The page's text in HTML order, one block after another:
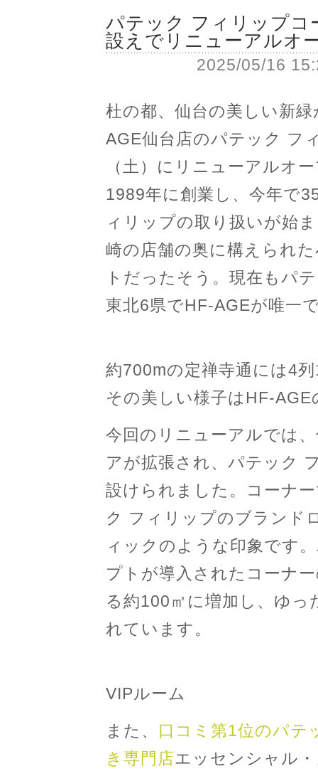
パテック フィリップコ
設えでリニューアルオ
2025/05/16
杜の都、仙台の美しい新
AGE仙台店のパテック フ
（土）にリニューアルオ
1989年に創業し、今年で
ィリップの取り扱いが始
崎の店舗の奥に構えられ
トだったそう。現在もパ
東北6県でHF-AGEが唯一
約700mの定禅寺通には4
その美しい様子はHF-
今回のリニューアルでは
アが拡張され、パテック
設けられました。コーナ
ク フィリップのブランド
ィックのような印象です
プトが導入されたコーナ
る約100㎡に増加し、ゆ
れています。
VIPルーム
また、 口コミ第1位のパテ
き専門店エッセンシャル